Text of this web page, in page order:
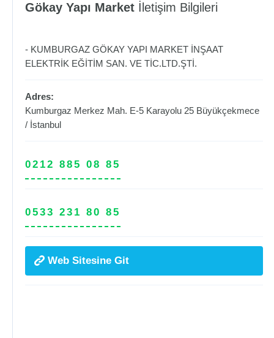
Gökay Yapı Market İletişim Bilgileri
- KUMBURGAZ GÖKAY YAPI MARKET İNŞAAT
ELEKTRİK EĞİTİM SAN. VE TİC.LTD.ŞTİ.
Adres:
Kumburgaz Merkez Mah. E-5 Karayolu 25 Büyükçekmece
/ İstanbul
0212 885 08 85
0533 231 80 85
Web Sitesine Git